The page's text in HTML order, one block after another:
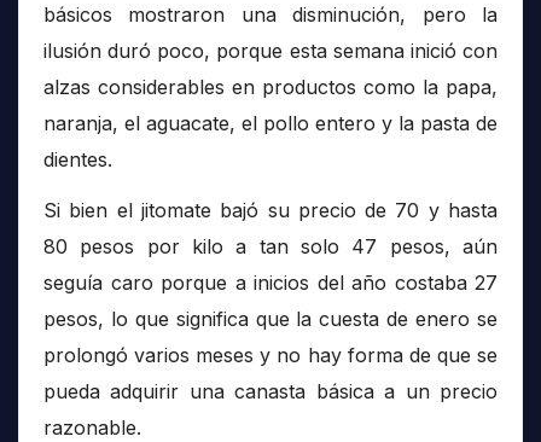
básicos mostraron una disminución, pero la
ilusión duró poco, porque esta semana inició con
alzas considerables en productos como la papa,
naranja, el aguacate, el pollo entero y la pasta de
dientes.
Si bien el jitomate bajó su precio de 70 y hasta
80 pesos por kilo a tan solo 47 pesos, aún
seguía caro porque a inicios del año costaba 27
pesos, lo que significa que la cuesta de enero se
prolongó varios meses y no hay forma de que se
pueda adquirir una canasta básica a un precio
razonable.